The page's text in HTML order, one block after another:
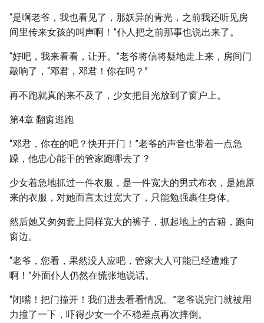
“是啊老爷，我也看见了，那妖异的青光，之前我还听见房
间里传来女孩的叫声啊！”仆人把之前那事也说出来了。
“好吧，我来看看，让开。”老爷将信将疑地走上来，房间门
敲响了，“邓君，邓君！你在吗？”
再不跑就真的来不及了，少女把目光放到了窗户上。
第4章 翻窗逃跑
“邓君，你在的吧？快开开门！”老爷的声音也带着一点急
躁，他忠心能干的管家跑哪去了？
少女着急地抓过一件衣服，是一件宽大的男式布衣，是她原
来的衣服，对她而言太过宽大了，只能勉强裹住身体。
然后她又匆匆套上同样宽大的裤子，抓起地上的古籍，跑向
窗边。
“老爷，您看，果然没人应吧，管家大人可能已经遭难了
啊！”外面仆人仍然在慌张地说话。
“闭嘴！把门撞开！我们进去看看情况。”老爷说完门就被用
力撞了一下，吓得少女一个不稳差点再次摔倒。